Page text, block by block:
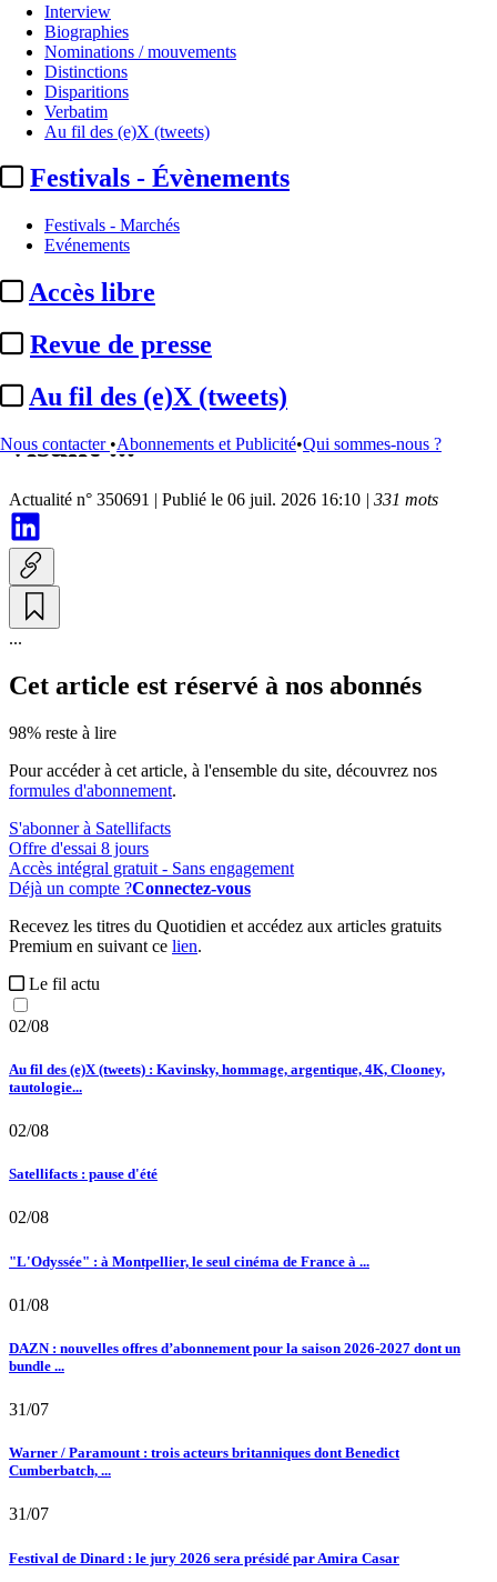
Interview
Biographies
Nominations / mouvements
Distinctions
Disparitions
Verbatim
Au fil des (e)X (tweets)
Festivals - Évènements
Festivals - Marchés
Evénements
Accès libre
Revue de presse
Au fil des (e)X (tweets)
Nous contacter •Abonnements et Publicité•Qui sommes-nous ?
Groupe TF1 :
la Commission européenne
visant ...
Actualité n° 350691 | Publié le 06 juil. 2026 16:10 | 331 mots
...
Cet article est réservé à nos abonnés
98% reste à lire
Pour accéder à cet article, à l'ensemble du site, découvrez nos
formules d'abonnement.
S'abonner à Satellifacts
Offre d'essai 8 jours
Accès intégral gratuit - Sans engagement
Déjà un compte ?Connectez-vous
Recevez les titres du Quotidien et accédez aux articles gratuits
Premium en suivant ce lien.
Le fil actu
02/08
Au fil des (e)X (tweets) : Kavinsky, hommage, argentique, 4K, Clooney,
tautologie...
02/08
Satellifacts : pause d'été
02/08
"L'Odyssée" : à Montpellier, le seul cinéma de France à ...
01/08
DAZN : nouvelles offres d’abonnement pour la saison 2026-2027 dont un
bundle ...
31/07
Warner / Paramount : trois acteurs britanniques dont Benedict
Cumberbatch, ...
31/07
Festival de Dinard : le jury 2026 sera présidé par Amira Casar